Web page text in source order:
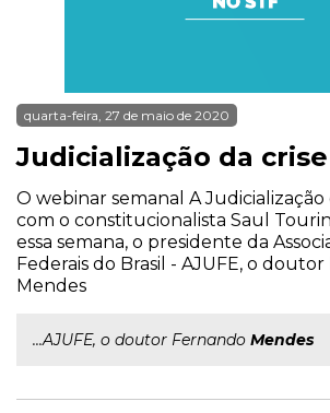
quarta-feira, 27 de maio de 2020
Judicialização da crise
O webinar semanal A Judicialização
com o constitucionalista Saul
essa semana, o presidente da
Federais do Brasil - AJUFE, o
Mendes
...AJUFE, o doutor Fernando Mendes